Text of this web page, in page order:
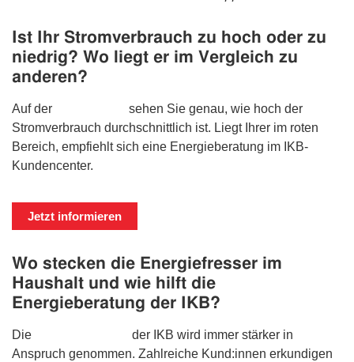
Ist Ihr Stromverbrauch zu hoch oder zu
niedrig? Wo liegt er im Vergleich zu
anderen?
Auf der
sehen Sie genau, wie hoch der
Stromverbrauch durchschnittlich ist. Liegt Ihrer im roten
Bereich, empfiehlt sich eine Energieberatung im IKB-
Kundencenter.
Jetzt informieren
Wo stecken die Energiefresser im
Haushalt und wie hilft die
Energieberatung der IKB?
Die
der IKB wird immer stärker in
Anspruch genommen. Zahlreiche Kund:innen erkundigen